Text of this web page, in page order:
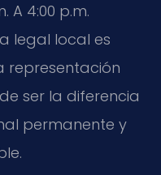
A 4:00 p.m.
legal local es
representación
ser la diferencia
permanente y